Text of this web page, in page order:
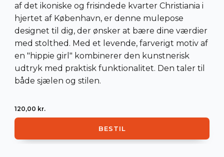
af det ikoniske og frisindede kvarter Christiania i
hjertet af København, er denne mulepose
designet til dig, der ønsker at bære dine værdier
med stolthed. Med et levende, farverigt motiv af
en "hippie girl" kombinerer den kunstnerisk
udtryk med praktisk funktionalitet. Den taler til
både sjælen og stilen.
120,00 kr.
BESTIL